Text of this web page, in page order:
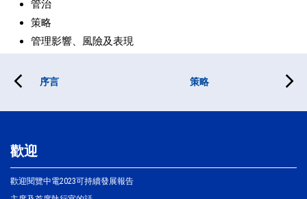
管治
策略
管理影響、風險及表現
序言 策略
歡迎
歡迎閱覽中電2023可持續發展報告